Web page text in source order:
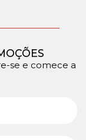
se e comece a